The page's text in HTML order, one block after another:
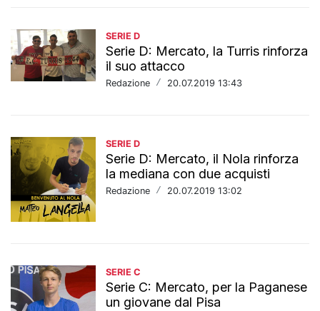
SERIE D
Serie D: Mercato, la Turris rinforza
il suo attacco
Redazione / 20.07.2019 13:43
SERIE D
Serie D: Mercato, il Nola rinforza
la mediana con due acquisti
Redazione / 20.07.2019 13:02
SERIE C
Serie C: Mercato, per la Paganese
un giovane dal Pisa